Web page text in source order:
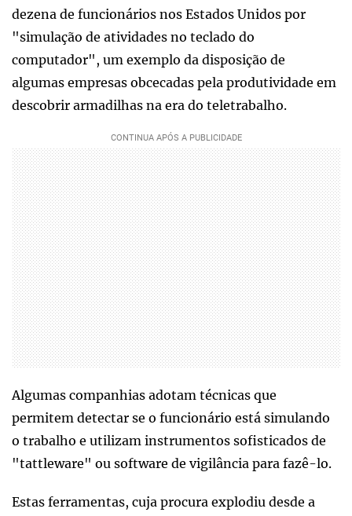
dezena de funcionários nos Estados Unidos por
"simulação de atividades no teclado do
computador", um exemplo da disposição de
algumas empresas obcecadas pela produtividade em
descobrir armadilhas na era do teletrabalho.
Algumas companhias adotam técnicas que
permitem detectar se o funcionário está simulando
o trabalho e utilizam instrumentos sofisticados de
"tattleware" ou software de vigilância para fazê-lo.
Estas ferramentas, cuja procura explodiu desde a